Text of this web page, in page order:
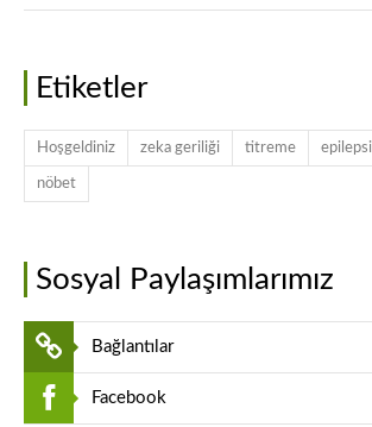
Etiketler
Hoşgeldiniz zeka geriliği titreme epilepsi
nöbet
Sosyal Paylaşımlarımız
Bağlantılar
Facebook